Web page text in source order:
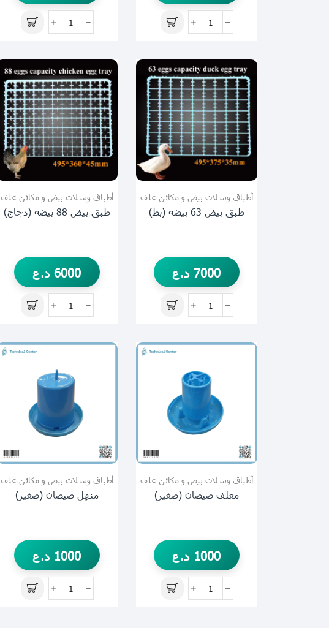
أطباق وسلات بيض و مكائن علف
طبق بيض 63 بيضة (بط)
7000 د.ع
أطباق وسلات بيض و مكائن علف
طبق بيض 88 بيضة (دجاج)
6000 د.ع
أطباق وسلات بيض و مكائن علف
معلف صيصان (صغير)
1000 د.ع
أطباق وسلات بيض و مكائن علف
منهل صيصان (صغير)
1000 د.ع